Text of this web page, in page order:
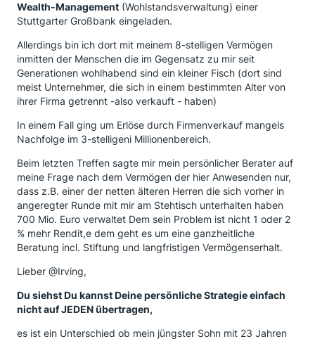
Wealth-Management (Wohlstandsverwaltung) einer
Stuttgarter Großbank eingeladen.
Allerdings bin ich dort mit meinem 8-stelligen Vermögen
inmitten der Menschen die im Gegensatz zu mir seit
Generationen wohlhabend sind ein kleiner Fisch (dort sind
meist Unternehmer, die sich in einem bestimmten Alter von
ihrer Firma getrennt -also verkauft - haben)
In einem Fall ging um Erlöse durch Firmenverkauf mangels
Nachfolge im 3-stelligeni Millionenbereich.
Beim letzten Treffen sagte mir mein persönlicher Berater auf
meine Frage nach dem Vermögen der hier Anwesenden nur,
dass z.B. einer der netten älteren Herren die sich vorher in
angeregter Runde mit mir am Stehtisch unterhalten haben
700 Mio. Euro verwaltet Dem sein Problem ist nicht 1 oder 2
% mehr Rendit,e dem geht es um eine ganzheitliche
Beratung incl. Stiftung und langfristigen Vermögenserhalt.
Lieber @Irving,
Du siehst Du kannst Deine persönliche Strategie einfach
nicht auf JEDEN übertragen,
es ist ein Unterschied ob mein jüngster Sohn mit 23 Jahren